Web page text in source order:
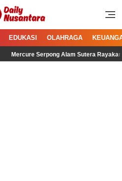
Nusantara
Menginspirasi
EDUKASI OLAHRAGA
Serpong Alam Sutera Rayakan